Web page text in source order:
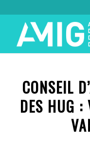
CONSEIL
DES HUG :